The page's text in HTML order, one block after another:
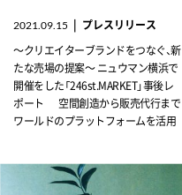
2021.09.15
プレスリリース
～クリエイターブランドをつなぐ、新
たな売場の提案～ ニュウマン横浜で
開催をした「246st.MARKET」事後レ
ポート 空間創造から販売代行まで
ワールドのプラットフォームを活用